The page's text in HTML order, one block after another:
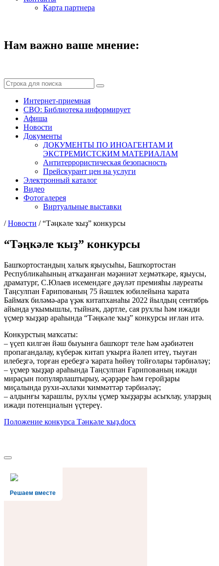
Карта партнера
Нам важно ваше мнение:
Интернет-приемная
СВО: Библиотека информирует
Афиша
Новости
Документы
ДОКУМЕНТЫ ПО ИНОАГЕНТАМ И
ЭКСТРЕМИСТСКИМ МАТЕРИАЛАМ
Антитеррористическая безопасность
Прейскурант цен на услуги
Электронный каталог
Видео
Фотогалерея
Виртуальные выставки
/Новости /“Тәңкәле ҡыҙ” конкурсы
“Тәңкәле ҡыҙ” конкурсы
Башҡортостандың халыҡ яҙыусыһы, Башҡортостан
Республикаһының атҡаҙанған мәҙәниәт хеҙмәткәре, яҙыусы,
драматург, С.Юлаев исемендәге дәүләт премияһы лауреаты
Таңсулпан Ғарипованың 75 йәшлек юбилейына ҡарата
Баймаҡ биләмә-ара үҙәк китапханаһы 2022 йылдың сентябрь
айында уҡымышлы, тыйнаҡ, дәртле, сая рухлы һәм ижади
үҫмер ҡыҙҙар араһында “Тәңкәле ҡыҙ” конкурсы иғлан итә.
Конкурстың маҡсаты:
– үҫеп килгән йәш быуынға башҡорт теле һәм әҙәбиәтен
пропагандалау, күберәк китап уҡырға йәлеп итеү, тыуған
илебеҙгә, торған еребеҙгә ҡарата һөйөү тойғолары тәрбиәләү;
– үҫмер ҡыҙҙар араһында Таңсулпан Ғарипованың ижади
мираҫын популярлаштырыу, әҫәрҙәре һәм геройҙары
миҫалында рухи-әхлаҡи ҡиммәттәр тәрбиәләү;
– алдынғы ҡарашлы, рухлы үҫмер ҡыҙҙарҙы асыҡлау, уларҙың
ижади потенциалын үҫтереү.
Положение конкурса Тәнкәле ҡыҙ.docx
Решаем вместе